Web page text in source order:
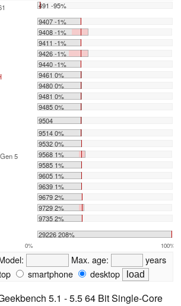
491 -95%
9407 -1%
9408 -1%
9411 -1%
9426 -1%
9440 -1%
9461 0%
9480 0%
9481 0%
9485 0%
9504
9514 0%
9532 0%
5
9568 1%
9585 1%
9605 1%
9639 1%
9679 2%
9729 2%
9735 2%
29226 208%
0% 100%
Max. age:
years
smartphone desktop
5.1 - 5.5 64 Bit Single-Core